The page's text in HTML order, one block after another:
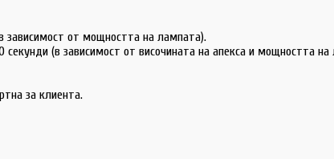
зависимост от мощността на лампата).
секунди (в зависимост от височината на апекса и мощността
за клиента.